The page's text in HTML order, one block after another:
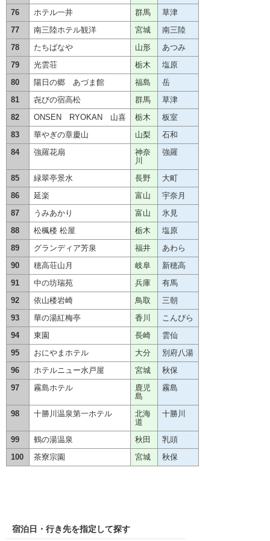
76 ホテル一井 群馬
草津
77
南三陸ホテル観洋 宮城
南三陸
78
たちばなや 山形
あつみ
79
光雲荘 栃木
塩原
80
陽日の郷 あづま館 福島
岳
81
㐂びの宿高松 群馬
草津
82
ONSEN RYOKAN 山喜 栃木
板室
83
華やぎの章慶山 山梨
石和
84
強羅花扇
神奈
川
強羅
85 緑翠亭景水 長野
大町
86
延楽 富山
宇奈月
87
うみあかり 富山
氷見
88
松楓楼 松屋 栃木
塩原
89
グランディア芳泉 福井
あわら
90
穂高荘山月 岐阜
新穂高
91
中の坊瑞苑 兵庫
有馬
92
依山楼岩崎 鳥取
三朝
93
華の湯紅梅亭 香川
こんぴら
94
東園 長崎
雲仙
95
おにやまホテル 大分
別府八湯
96
ホテルニュー水戸屋 宮城
秋保
97
霧島ホテル
鹿児
島
霧島
98 十勝川温泉第一ホテル
北海
道
十勝川
99 鶴の湯温泉 秋田
乳頭
100
茶寮宗園 宮城 秋保